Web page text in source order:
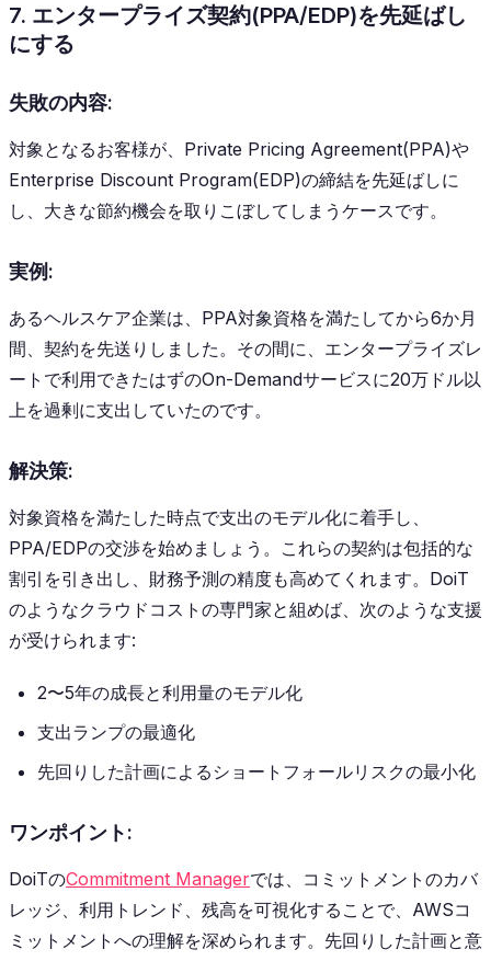
7. エンタープライズ契約(PPA/EDP)を先延ばし
にする
失敗の内容:
対象となるお客様が、Private Pricing Agreement(PPA)や
Enterprise Discount Program(EDP)の締結を先延ばしに
し、大きな節約機会を取りこぼしてしまうケースです。
実例:
あるヘルスケア企業は、PPA対象資格を満たしてから6か月
間、契約を先送りしました。その間に、エンタープライズレ
ートで利用できたはずのOn-Demandサービスに20万ドル以
上を過剰に支出していたのです。
解決策:
対象資格を満たした時点で支出のモデル化に着手し、
PPA/EDPの交渉を始めましょう。これらの契約は包括的な
割引を引き出し、財務予測の精度も高めてくれます。DoiT
のようなクラウドコストの専門家と組めば、次のような支援
が受けられます:
2〜5年の成長と利用量のモデル化
支出ランプの最適化
先回りした計画によるショートフォールリスクの最小化
ワンポイント:
DoiTのCommitment Managerでは、コミットメントのカバ
レッジ、利用トレンド、残高を可視化することで、AWSコ
ミットメントへの理解を深められます。先回りした計画と意